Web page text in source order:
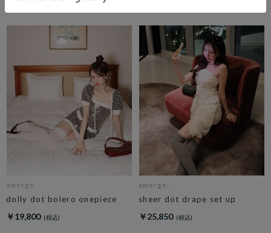
amerge.
dolly dot bolero onepiece
￥19,800
amerge.
sheer dot drape set up
￥25,850